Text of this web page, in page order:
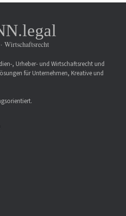
Wirtschaftsrecht
, Urheber- und Wirtschaftsrecht und
für Unternehmen, Kreative und